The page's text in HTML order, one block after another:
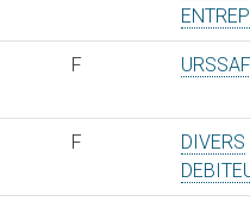
F
F
DIVERS